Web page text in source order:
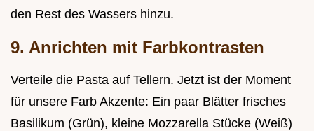
den Rest des Wassers hinzu.
9. Anrichten mit Farbkontrasten
Verteile die Pasta auf Tellern. Jetzt ist der Moment
für unsere Farb Akzente: Ein paar Blätter frisches
Basilikum (Grün), kleine Mozzarella Stücke (Weiß)